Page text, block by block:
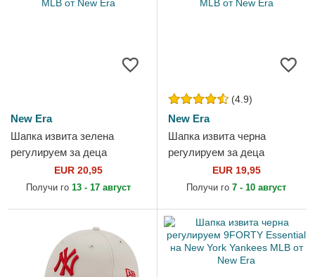
New Era
Шапка извита зелена
регулируем за деца
9FORTY Dino Icon на New
York Yankees MLB от New
EUR 20,95
Получи го 13 - 17 август
(4.9)
New Era
Шапка извита черна
регулируем за деца
9FORTY Essential на New
York Yankees MLB от New
EUR 19,95
Получи го 7 - 10 август